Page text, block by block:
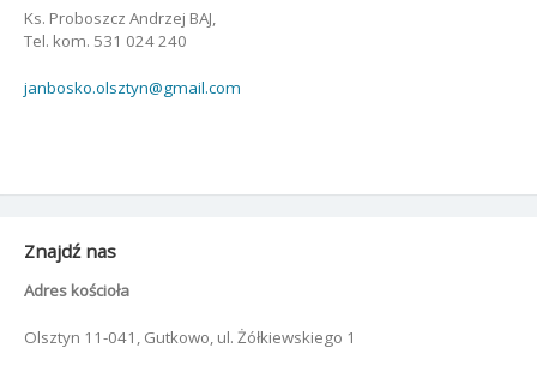
Ks. Proboszcz Andrzej BAJ,
Tel. kom. 531 024 240
janbosko.olsztyn@gmail.com
Znajdź nas
Adres kościoła
Olsztyn 11-041, Gutkowo, ul. Żółkiewskiego 1